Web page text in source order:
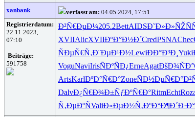
xanbank verfasst am: 04.05.2024, 17:51
Registrierdatum:
22.11.2023,
07:10
Beiträge:
591758
Ð²Ñ€ÐµÐ¼205.2BettAIDSÐ˜Ð»Ð»ÑŽ
XVIIAlicXVIIÐºÐ°Ð½Ð´CredPSNAChec
ÑÐµÑ€Ñ‚Ð¨ÐµÐ¹Ð½LewiÐÐ°Ð³Ð¸ Yuki
VoguNaviIrisÑÐºÑÐ¿ErneAgatÐšÐ¾ÑÐ°
ArtsKarlÐºÐ°Ñ€Ð°ZoneÑÐ½ÐµÑ€
DalvÐ¿Ñ€Ð¾Ð±ÑƒÐºÑ€Ð°RitmEcht
Ñ‚ÐµÐºÑValiÐ»ÐµÐ½Ñ‚ÐºÐ°Ð¶Ð´